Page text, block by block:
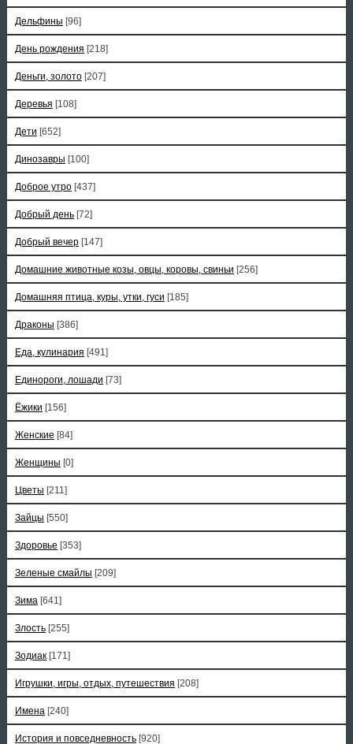
Дельфины [96]
День рождения [218]
Деньги, золото [207]
Деревья [108]
Дети [652]
Динозавры [100]
Доброе утро [437]
Добрый день [72]
Добрый вечер [147]
Домашние животные козы, овцы, коровы, свиньи [256]
Домашняя птица, куры, утки, гуси [185]
Драконы [386]
Еда, кулинария [491]
Единороги, лошади [73]
Ёжики [156]
Женские [84]
Женщины [0]
Цветы [211]
Зайцы [550]
Здоровье [353]
Зеленые смайлы [209]
Зима [641]
Злость [255]
Зодиак [171]
Игрушки, игры, отдых, путешествия [208]
Имена [240]
История и повседневность [920]